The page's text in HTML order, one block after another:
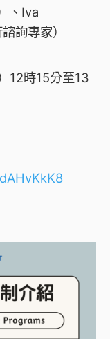
、Iva
詢專家）
12時15分至13